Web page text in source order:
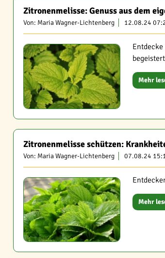
Zitronenmelisse: Genuss aus dem
Von: Maria Wagner-Lichtenberg 12.08.24
Mehr
Zitronenmelisse schützen:
Von: Maria Wagner-Lichtenberg 07.08.24
Mehr